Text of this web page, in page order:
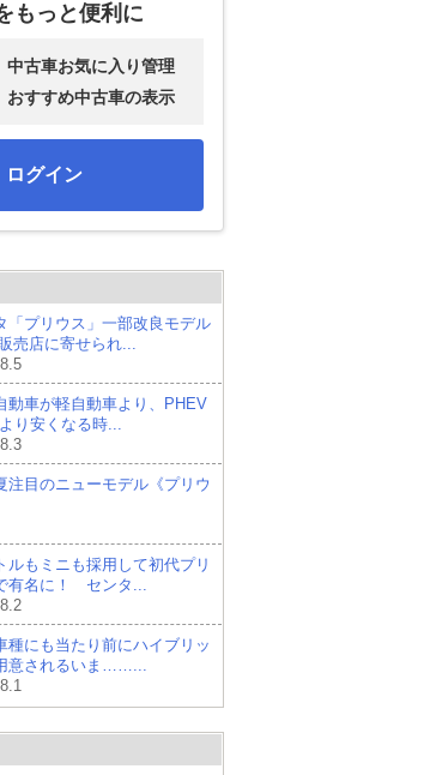
もっと便利に
中古車お気に入り管理
おすすめ中古車の表示
ログイン
「プリウス」一部改良モデル
売店に寄せられ...
動車が軽自動車より、PHEV
り安くなる時...
注目のニューモデル《プリウ
ルもミニも採用して初代プリ
有名に！ センタ...
種にも当たり前にハイブリッ
意されるいま……...